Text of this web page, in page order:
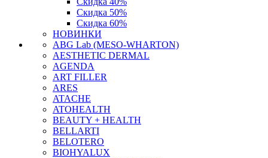
Скидка 50%
Скидка 60%
НОВИНКИ
ABG Lab (MESO-WHARTON)
AESTHETIC DERMAL
AGENDA
ART FILLER
ARES
ATACHE
ATOHEALTH
BEAUTY + HEALTH
BELLARTI
BELOTERO
BIOHYALUX